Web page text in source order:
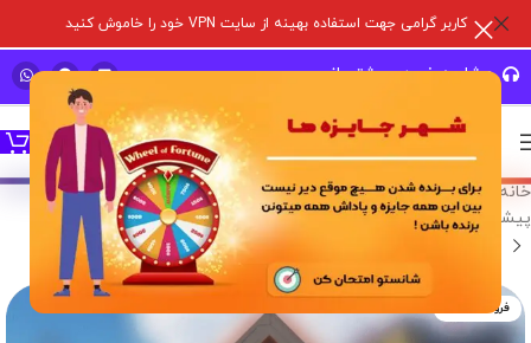
کاربر گرامی جهت استفاده بهینه از سایت VPN خود را خاموش کنید
مشاوره خرید و پشتیبانی سریع
خانه خدمات درون برنامه ای/بازی های سوپر سل/کلش آف کلنز/
پیشنهادات ویژه کلش آف کلنز
فروخته شده